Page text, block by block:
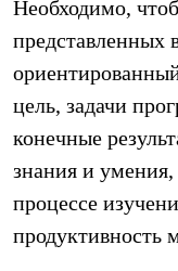
Необходимо,
представленных
цель, задачи
конечные
знания и
процессе
продуктивность